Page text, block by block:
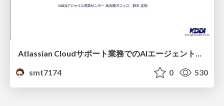
Atlassian Cloudサポート業務でのAIエージェント活用事例
smt7174
0 530